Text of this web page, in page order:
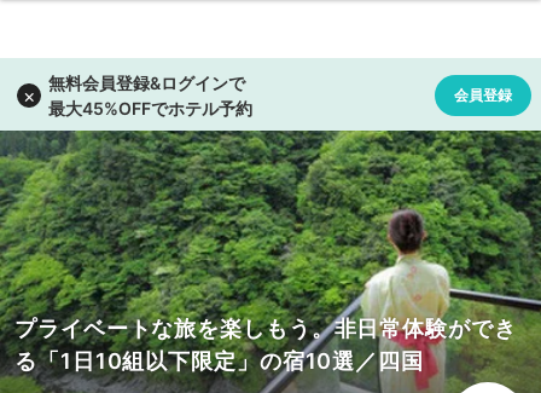
プライベートな旅を楽しもう。非日常体験ができ
る「1日10組以下限定」の宿10選／四国